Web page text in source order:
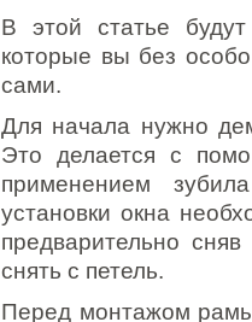
В этой статье
которые вы без
сами.
Для начала нужно
Это делается с
применением
установки окна
предварительно
снять с петель.
Перед монтажом